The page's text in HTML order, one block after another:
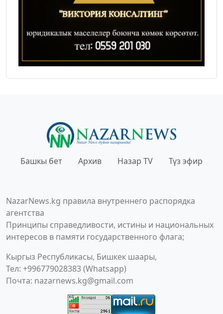
Башкы бет Архив Назар TV Түз эфир
NazarNews.kg правила внутреннего распорядка
агентства
Принципы справедливости, истины и национальных
интересов в памяти государственного флага;
Кыргыз Республикасы, Бишкек шаары,
Тел: +996779028383 (Whatsapp)
Почта: nazarnews.kg@gmail.com